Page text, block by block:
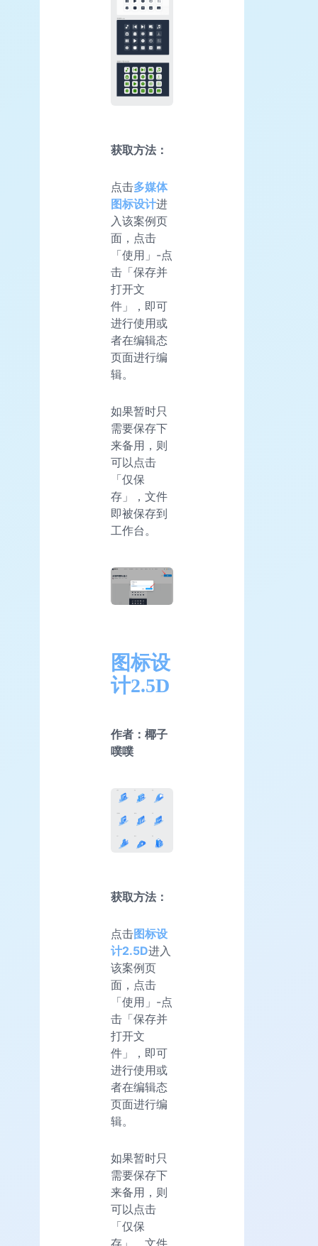
获取方法：
点击多媒体
图标设计进
入该案例页
面，点击
「使用」-点
击「保存并
打开文
件」，即可
进行使用或
者在编辑态
页面进行编
辑。
如果暂时只
需要保存下
来备用，则
可以点击
「仅保
存」，文件
即被保存到
工作台。
图标设
计2.5D
作者：椰子
噗噗
获取方法：
点击图标设
计2.5D进入
该案例页
面，点击
「使用」-点
击「保存并
打开文
件」，即可
进行使用或
者在编辑态
页面进行编
辑。
如果暂时只
需要保存下
来备用，则
可以点击
「仅保